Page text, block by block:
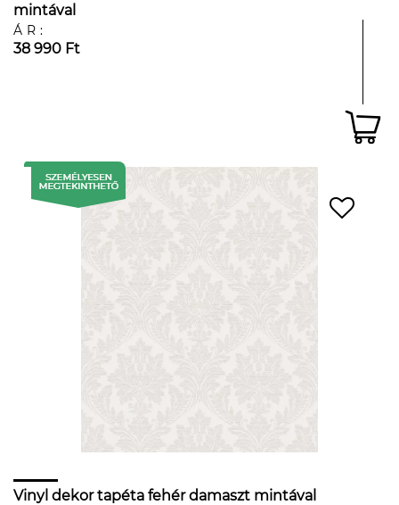
mintával
ÁR:
38 990 Ft
Vinyl dekor tapéta fehér damaszt mintával